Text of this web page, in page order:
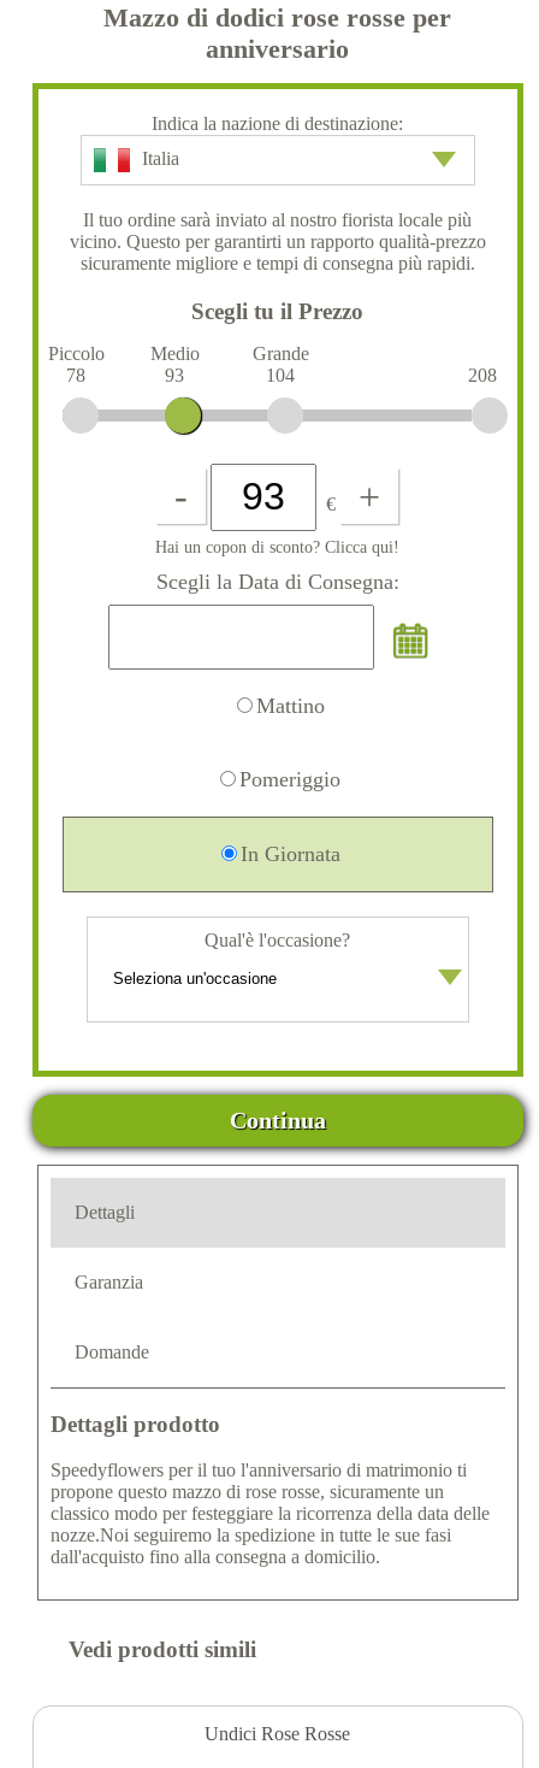
Mazzo di dodici rose rosse per
anniversario
Indica la nazione di destinazione:
Italia
Il tuo ordine sarà inviato al nostro fiorista locale più
vicino. Questo per garantirti un rapporto qualità-prezzo
sicuramente migliore e tempi di consegna più rapidi.
Scegli tu il Prezzo
Piccolo
78
Medio
93
Grande
104
208
- € +
Hai un copon di sconto? Clicca qui!
Scegli la Data di Consegna:
Mattino
Pomeriggio
In Giornata
Qual'è l'occasione?
Continua
Dettagli
Garanzia
Domande
Dettagli prodotto
Speedyflowers per il tuo l'anniversario di matrimonio ti
propone questo mazzo di rose rosse, sicuramente un
classico modo per festeggiare la ricorrenza della data delle
nozze.Noi seguiremo la spedizione in tutte le sue fasi
dall'acquisto fino alla consegna a domicilio.
Vedi prodotti simili
Undici Rose Rosse